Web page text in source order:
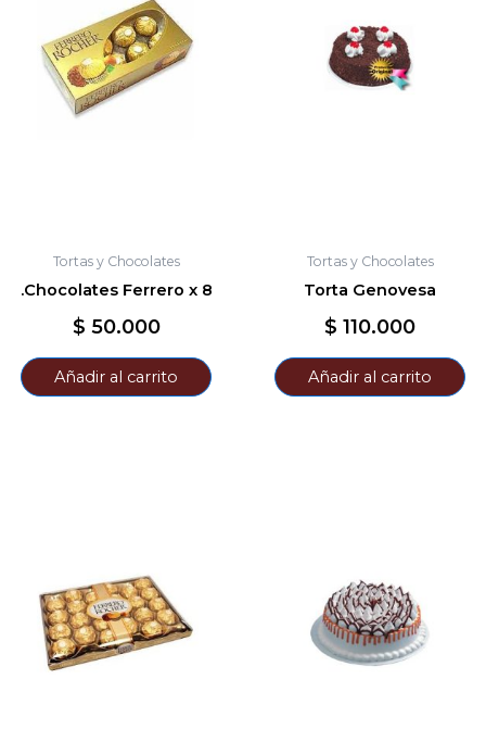
Tortas y Chocolates
.Chocolates Ferrero x 8
$ 50.000
Añadir al carrito
Tortas y Chocolates
Torta Genovesa
$ 110.000
Añadir al carrito